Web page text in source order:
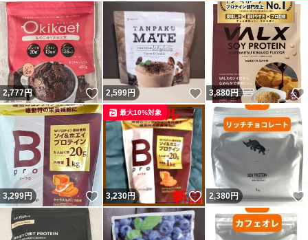
2,777円 いいね！
2,599円 いいね！
3,880円
3,299円 いいね！
3,230円 いいね！
最大10%対象
2,380円